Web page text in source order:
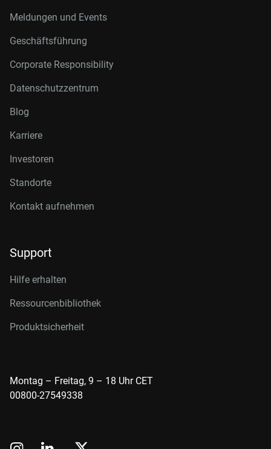
Meldungen und Events
Geschäftsführung
Corporate Responsibility
Datenschutzzentrum
Blog
Karriere
Investoren
Standorte
Kontakt aufnehmen
Support
Hilfe erhalten
Ressourcenbibliothek
Produktsicherheit
Montag – Freitag, 9 – 18 Uhr CET
00800-27549338